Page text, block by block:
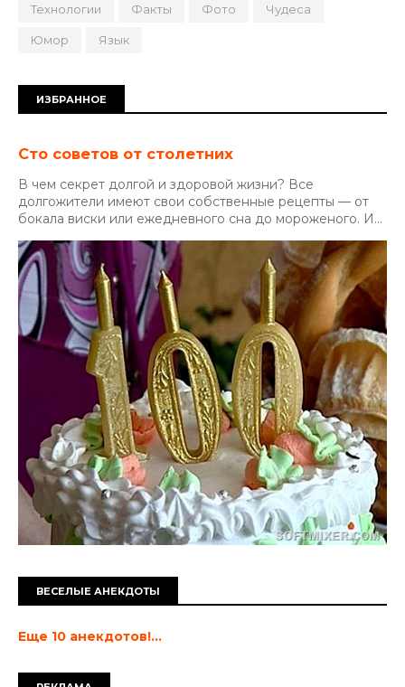
Технологии Факты Фото Чудеса
Юмор Язык
ИЗБРАННОЕ
Сто советов от столетних
В чем секрет долгой и здоровой жизни? Все
долгожители имеют свои собственные рецепты — от
бокала виски или ежедневного сна до мороженого. И...
ВЕСЕЛЫЕ АНЕКДОТЫ
Еще 10 анекдотов!...